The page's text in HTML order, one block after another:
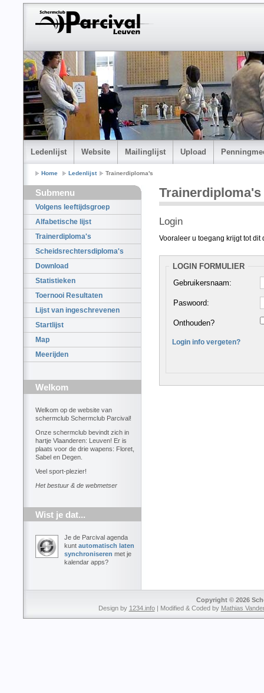
Ledenlijst Website Mailinglijst Upload
Home Ledenlijst Trainerdiploma's
Submenu
Volgens leeftijdsgroep
Alfabetische lijst
Trainerdiploma's
Scheidsrechtersdiploma's
Download
Statistieken
Toernooi Resultaten
Lijst van ingeschrevenen
Startlijst
Map
Meerijden
Welkom
Welkom op de website van
schermclub Schermclub Parcival!
Onze schermclub bevindt zich in
hartje Vlaanderen: Leuven! Er is
plaats voor de drie wapens: Floret,
Sabel en Degen.
Veel sport-plezier!
Het bestuur & de webmetser
Wist je dat...
Je de Parcival agenda
kunt automatisch laten
synchroniseren met je
kalendar apps?
Trainerdiploma's
Login
Vooraleer u toegang krijgt tot
LOGIN FORMULIER
Gebruikersnaam:
Paswoord:
Onthouden?
Login info vergeten?
Copyright © 2026
Design by 1234.info| Modified & Coded by Mathias